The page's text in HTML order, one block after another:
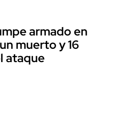
armado en
muerto y 16
ataque